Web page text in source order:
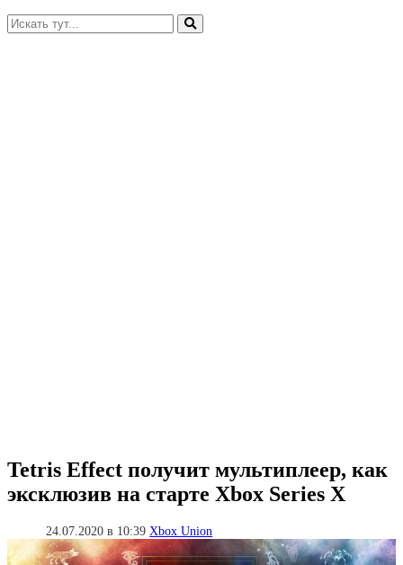
Искать:
Tetris Effect получит мультиплеер, как
эксклюзив на старте Xbox Series X
24.07.2020 в 10:39Xbox Union